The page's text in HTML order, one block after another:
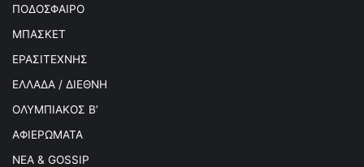
ΠΟΔΟΣΦΑΙΡΟ
ΜΠΑΣΚΕΤ
ΕΡΑΣΙΤΕΧΝΗΣ
ΕΛΛΑΔΑ / ΔΙΕΘΝΗ
ΟΛΥΜΠΙΑΚΟΣ Β’
ΑΦΙΕΡΩΜΑΤΑ
ΝΕΑ & GOSSIP